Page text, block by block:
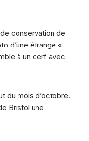
conservation de
d’une étrange «
à un cerf avec
du mois d’octobre.
Bristol une